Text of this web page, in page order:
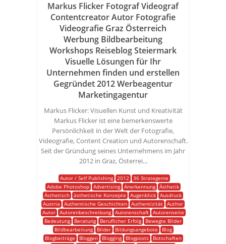
Markus Flicker Fotograf Videograf
Contentcreator Autor Fotografie
Videografie Graz Österreich
Werbung Bildbearbeitung
Workshops Reiseblog Steiermark
Visuelle Lösungen für Ihr
Unternehmen finden und erstellen
Gegründet 2012 Werbeagentur
Marketingagentur
Markus Flicker: Visuellen Kunst und Kreativität
Markus Flicker ist eine bemerkenswerte
Persönlichkeit in der Welt der Fotografie,
Videografie, Content Creation und Autorenschaft.
Seit der Gründung seines Unternehmens im Jahr
2012 in Graz, Österrei...
Autor / Self Publishing 2012 36 Strategeme
Adobe Photoshop Advertising Anerkennung Ästhetik
Ästhetisch ästhetische Konzepte Augenblick Ausdruck
Austria
Authentische Geschichten Authentizität Author
Autor
Autorenbeschreibung Autorenschaft
Autorenseite
Bedeutung
Beratung Beruflicher Erfolg
Bewegte Bilder
Bildbearbeitung
Bilder Bildungsangebote
Blog
Blogbeiträge
Bloggen Blogging Blogposts
Botschaften